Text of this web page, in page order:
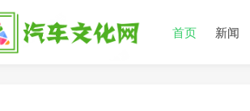
首页 新闻